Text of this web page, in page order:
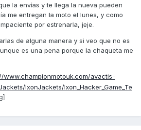
la envías y te llega la nueva pueden
me entregan la moto el lunes, y como
por estrenarla, jeje.
de alguna manera y si veo que no es
es una pena porque la chaqueta me
www.championmotouk.com/avactis-
IxonJackets/Ixon_Hacker_Game_Te